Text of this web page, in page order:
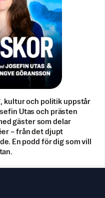
kultur och politik uppstår
Utas och prästen
gäster som delar
– från det djupt
En podd för dig som vill